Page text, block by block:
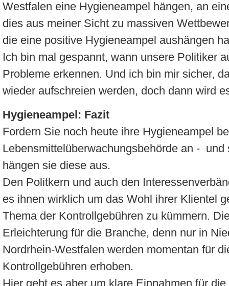
Westfalen eine Hygieneampel hängen, an
dies aus meiner Sicht zu massiven
die eine positive Hygieneampel aushängen
Ich bin mal gespannt, wann unsere Politiker
Probleme erkennen. Und ich bin mir sicher,
wieder aufschreien werden, doch dann wird
Hygieneampel: Fazit
Fordern Sie noch heute ihre Hygieneampel
Lebensmittelüberwachungsbehörde an -
hängen sie diese aus.
Den Politkern und auch den
es ihnen wirklich um das Wohl ihrer Klientel
Thema der Kontrollgebühren zu kümmern.
Erleichterung für die Branche, denn nur in
Nordrhein-Westfalen werden momentan für
Kontrollgebühren erhoben.
Hier geht es aber um klare Einnahmen für